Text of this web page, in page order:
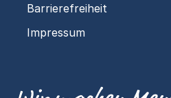
Barrierefreiheit
Impressum